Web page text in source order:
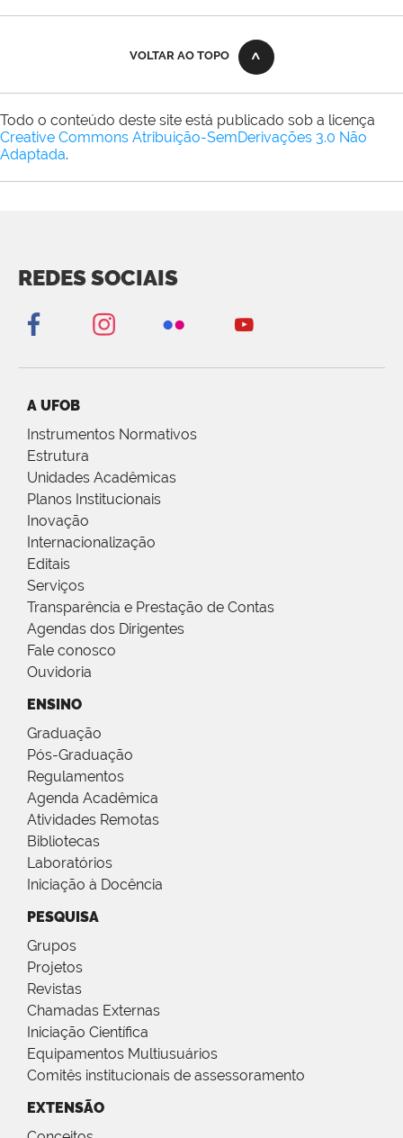
VOLTAR AO TOPO
Todo o conteúdo deste site está publicado sob a licença
Creative Commons Atribuição-SemDerivações 3.0 Não
Adaptada.
REDES SOCIAIS
A UFOB
Instrumentos Normativos
Estrutura
Unidades Acadêmicas
Planos Institucionais
Inovação
Internacionalização
Editais
Serviços
Transparência e Prestação de Contas
Agendas dos Dirigentes
Fale conosco
Ouvidoria
ENSINO
Graduação
Pós-Graduação
Regulamentos
Agenda Acadêmica
Atividades Remotas
Bibliotecas
Laboratórios
Iniciação à Docência
PESQUISA
Grupos
Projetos
Revistas
Chamadas Externas
Iniciação Científica
Equipamentos Multiusuários
Comitês institucionais de assessoramento
EXTENSÃO